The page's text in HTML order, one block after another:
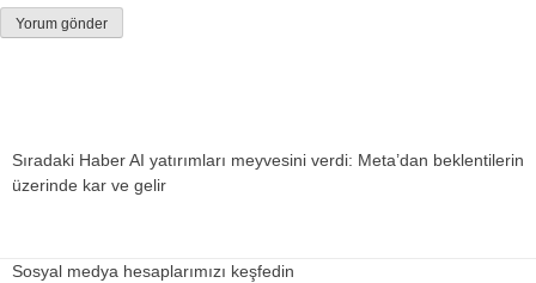
Sıradaki HaberAI yatırımları meyvesini verdi: Meta’dan beklentilerin
üzerinde kar ve gelir
Sosyal medya hesaplarımızı keşfedin